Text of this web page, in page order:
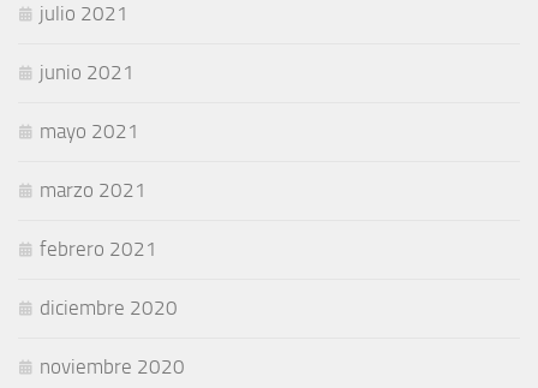
julio 2021
junio 2021
mayo 2021
marzo 2021
febrero 2021
diciembre 2020
noviembre 2020